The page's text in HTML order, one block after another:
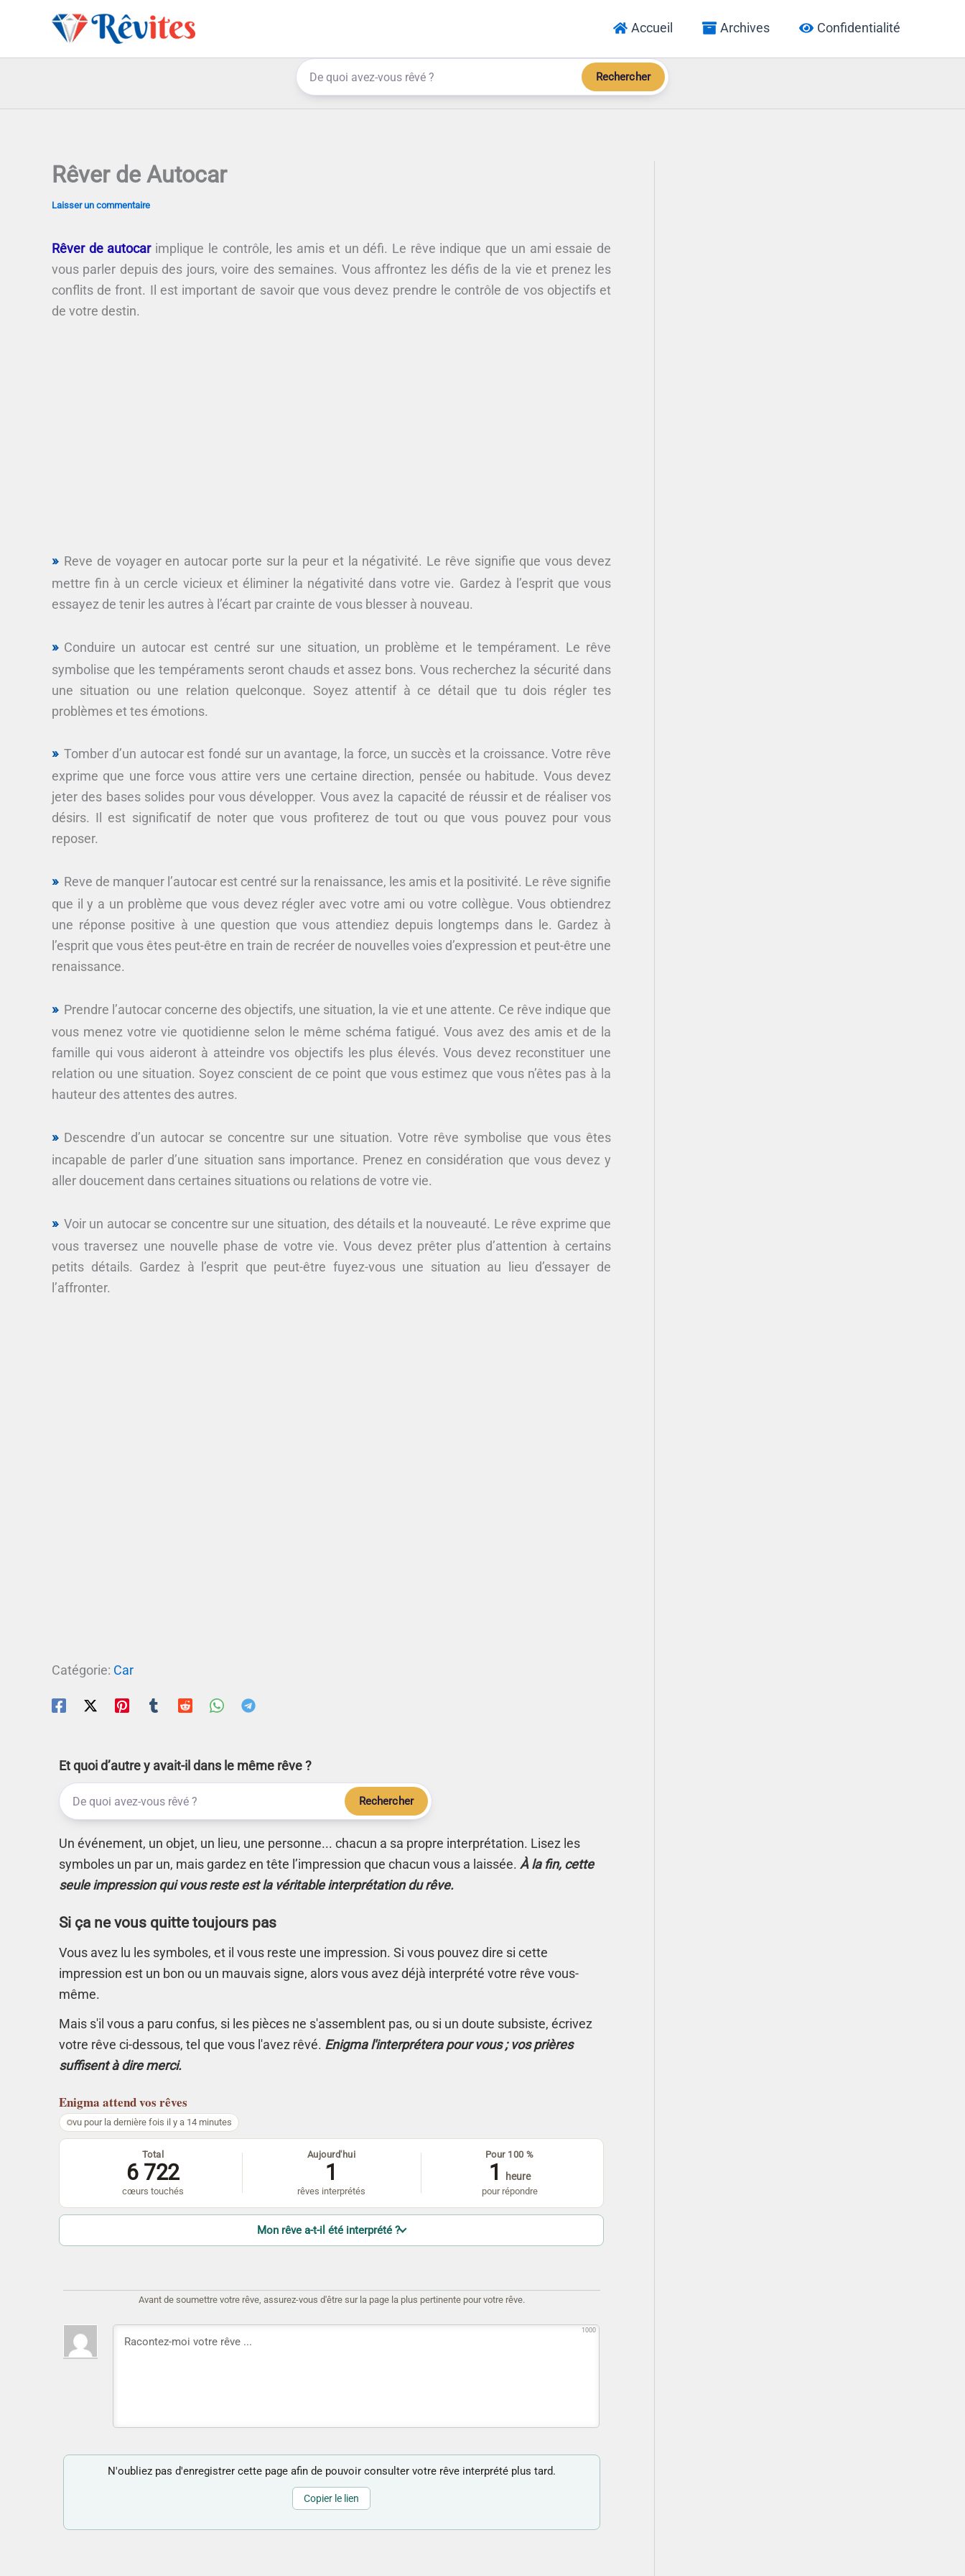
Accueil Archives Confidentialité
Rechercher
Rêver de Autocar
Laisser un commentaire
Rêver de autocarimplique le contrôle, les amis et un défi. Le rêve indique que un ami essaie de
vous parler depuis des jours, voire des semaines. Vous affrontez les défis de la vie et prenez les
conflits de front. Il est important de savoir que vous devez prendre le contrôle de vos objectifs et
de votre destin.
Reve de voyager en autocar porte sur la peur et la négativité. Le rêve signifie que vous devez
mettre fin à un cercle vicieux et éliminer la négativité dans votre vie. Gardez à l’esprit que vous
essayez de tenir les autres à l’écart par crainte de vous blesser à nouveau.
Conduire un autocar est centré sur une situation, un problème et le tempérament. Le rêve
symbolise que les tempéraments seront chauds et assez bons. Vous recherchez la sécurité dans
une situation ou une relation quelconque. Soyez attentif à ce détail que tu dois régler tes
problèmes et tes émotions.
Tomber d’un autocar est fondé sur un avantage, la force, un succès et la croissance. Votre rêve
exprime que une force vous attire vers une certaine direction, pensée ou habitude. Vous devez
jeter des bases solides pour vous développer. Vous avez la capacité de réussir et de réaliser vos
désirs. Il est significatif de noter que vous profiterez de tout ou que vous pouvez pour vous
reposer.
Reve de manquer l’autocar est centré sur la renaissance, les amis et la positivité. Le rêve signifie
que il y a un problème que vous devez régler avec votre ami ou votre collègue. Vous obtiendrez
une réponse positive à une question que vous attendiez depuis longtemps dans le. Gardez à
l’esprit que vous êtes peut-être en train de recréer de nouvelles voies d’expression et peut-être une
renaissance.
Prendre l’autocar concerne des objectifs, une situation, la vie et une attente. Ce rêve indique que
vous menez votre vie quotidienne selon le même schéma fatigué. Vous avez des amis et de la
famille qui vous aideront à atteindre vos objectifs les plus élevés. Vous devez reconstituer une
relation ou une situation. Soyez conscient de ce point que vous estimez que vous n’êtes pas à la
hauteur des attentes des autres.
Descendre d’un autocar se concentre sur une situation. Votre rêve symbolise que vous êtes
incapable de parler d’une situation sans importance. Prenez en considération que vous devez y
aller doucement dans certaines situations ou relations de votre vie.
Voir un autocar se concentre sur une situation, des détails et la nouveauté. Le rêve exprime que
vous traversez une nouvelle phase de votre vie. Vous devez prêter plus d’attention à certains
petits détails. Gardez à l’esprit que peut-être fuyez-vous une situation au lieu d’essayer de
l’affronter.
Catégorie: Car
Et quoi d’autre y avait-il dans le même rêve ?
Rechercher
Un événement, un objet, un lieu, une personne... chacun a sa propre interprétation. Lisez les
symboles un par un, mais gardez en tête l’impression que chacun vous a laissée. À la fin, cette
seule impression qui vous reste est la véritable interprétation du rêve.
Si ça ne vous quitte toujours pas
Vous avez lu les symboles, et il vous reste une impression. Si vous pouvez dire si cette
impression est un bon ou un mauvais signe, alors vous avez déjà interprété votre rêve vous-
même.
Mais s'il vous a paru confus, si les pièces ne s'assemblent pas, ou si un doute subsiste, écrivez
votre rêve ci-dessous, tel que vous l'avez rêvé. Enigma l'interprétera pour vous ; vos prières
suffisent à dire merci.
Enigma attend vos rêves
vu pour la dernière fois il y a 14 minutes
Total
6 722
cœurs touchés
Aujourd'hui
1
rêves interprétés
Pour 100 %
1 heure
pour répondre
Mon rêve a-t-il été interprété ?
Avant de soumettre votre rêve, assurez-vous d'être sur la page la plus pertinente pour votre rêve.
1000
N'oubliez pas d'enregistrer cette page afin de pouvoir consulter votre rêve interprété plus tard.
Copier le lien